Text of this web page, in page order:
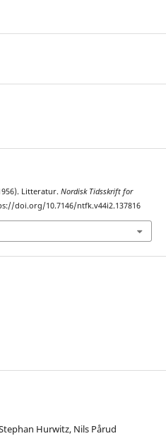
Litteratur. Nordisk Tidsskrift for
doi.org/10.7146/ntfk.v44i2.137816
Hurwitz, Nils Pårud